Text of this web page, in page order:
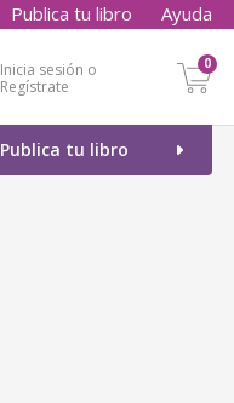
Publica tu libro Ayuda
Inicia sesión o
Regístrate
0
Publica tu libro